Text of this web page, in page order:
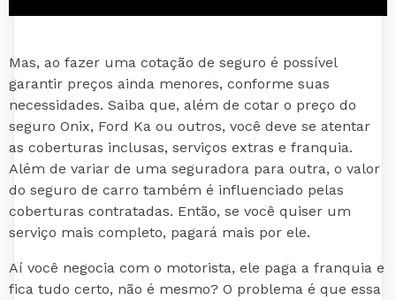
Mas, ao fazer uma cotação de seguro é possível
garantir preços ainda menores, conforme suas
necessidades. Saiba que, além de cotar o preço do
seguro Onix, Ford Ka ou outros, você deve se atentar
as coberturas inclusas, serviços extras e franquia.
Além de variar de uma seguradora para outra, o valor
do seguro de carro também é influenciado pelas
coberturas contratadas. Então, se você quiser um
serviço mais completo, pagará mais por ele.
Aí você negocia com o motorista, ele paga a franquia e
fica tudo certo, não é mesmo? O problema é que essa